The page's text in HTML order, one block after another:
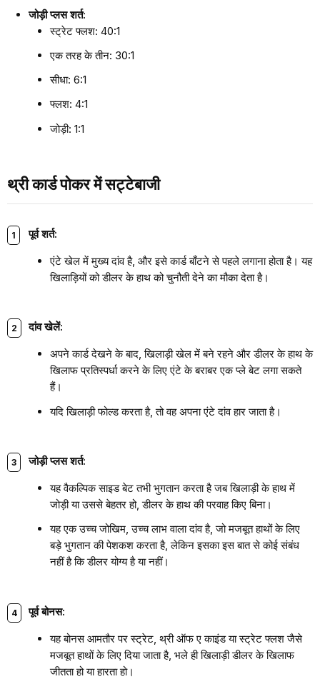
जोड़ी प्लस शर्त:
स्ट्रेट फ्लश: 40:1
एक तरह के तीन: 30:1
सीधा: 6:1
फ्लश: 4:1
जोड़ी: 1:1
थ्री कार्ड पोकर में सट्टेबाजी
पूर्व शर्त:
एंटे खेल में मुख्य दांव है, और इसे कार्ड बाँटने से पहले लगाना होता है। यह
खिलाड़ियों को डीलर के हाथ को चुनौती देने का मौका देता है।
दांव खेलें:
अपने कार्ड देखने के बाद, खिलाड़ी खेल में बने रहने और डीलर के हाथ के
खिलाफ प्रतिस्पर्धा करने के लिए एंटे के बराबर एक प्ले बेट लगा सकते
हैं।
यदि खिलाड़ी फोल्ड करता है, तो वह अपना एंटे दांव हार जाता है।
जोड़ी प्लस शर्त:
यह वैकल्पिक साइड बेट तभी भुगतान करता है जब खिलाड़ी के हाथ में
जोड़ी या उससे बेहतर हो, डीलर के हाथ की परवाह किए बिना।
यह एक उच्च जोखिम, उच्च लाभ वाला दांव है, जो मजबूत हाथों के लिए
बड़े भुगतान की पेशकश करता है, लेकिन इसका इस बात से कोई संबंध
नहीं है कि डीलर योग्य है या नहीं।
पूर्व बोनस:
यह बोनस आमतौर पर स्ट्रेट, थ्री ऑफ ए काइंड या स्ट्रेट फ्लश जैसे
मजबूत हाथों के लिए दिया जाता है, भले ही खिलाड़ी डीलर के खिलाफ
जीतता हो या हारता हो।